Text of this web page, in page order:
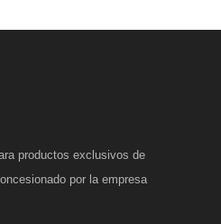
productos exclusivos de
por la empresa